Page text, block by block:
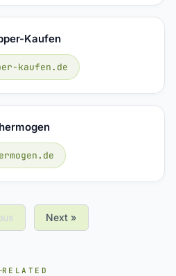
Kaufen
kaufen.de
Next »
RELATED